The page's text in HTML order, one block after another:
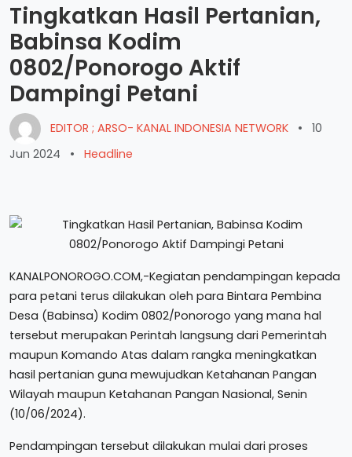
Tingkatkan Hasil Pertanian,
Babinsa Kodim
0802/Ponorogo Aktif
Dampingi Petani
EDITOR ; ARSO- KANAL INDONESIA NETWORK •
10
Jun 2024
• Headline
KANALPONOROGO.COM,-Kegiatan pendampingan kepada
para petani terus dilakukan oleh para Bintara Pembina
Desa (Babinsa) Kodim 0802/Ponorogo yang mana hal
tersebut merupakan Perintah langsung dari Pemerintah
maupun Komando Atas dalam rangka meningkatkan
hasil pertanian guna mewujudkan Ketahanan Pangan
Wilayah maupun Ketahanan Pangan Nasional, Senin
(10/06/2024).
Pendampingan tersebut dilakukan mulai dari proses